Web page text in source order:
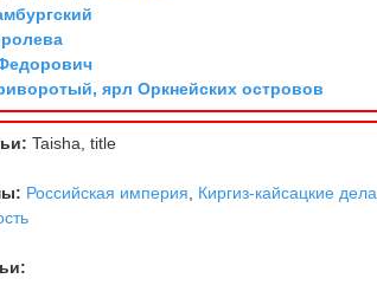
ярл Оркнейских островов
Taisha, title
Российская империя Киргиз-кайсацкие дела